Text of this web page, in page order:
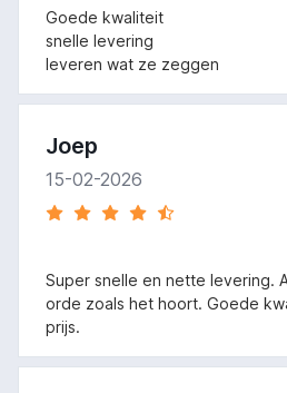
Goede kwaliteit
snelle levering
leveren wat ze zeggen
Joep
15-02-2026
Super snelle en nette levering.
orde zoals het hoort. Goede
prijs.